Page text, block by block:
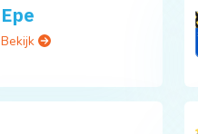
Epe
Bekijk